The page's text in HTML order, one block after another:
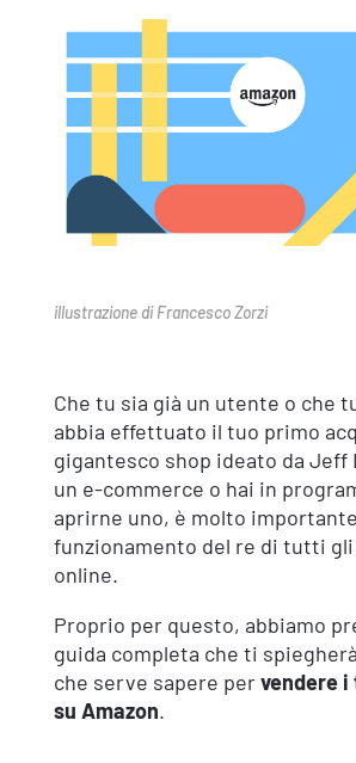
illustrazione di Francesco Zorzi
Che tu sia già un utente o che
abbia effettuato il tuo primo
gigantesco shop ideato da Jeff
un e-commerce o hai in
aprirne uno, è molto
funzionamento del re di tutti gli
online.
Proprio per questo, abbiamo
guida completa che ti
che serve sapere pervendere
su Amazon.